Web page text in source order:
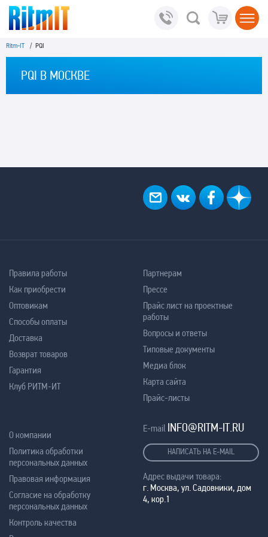
Ritm-IT / PQI
PQI В МОСКВЕ
Правила работы
Как приобрести
Оптовикам
Способы оплаты
Доставка
Возврат товаров
Гарантия
Клуб РИТМ-ИТ
Партнерам
Прессе
Прайс лист на проектные
работы
Вопросы и ответы
Типовые документы
Медиа блок
Карта сайта
Прайс-листы
О компании
Политика обработки
персональных данных
Правовая информация
Согласие на обработку
персональных данных
Контроль качества
E-mail INFO@RITM-IT.RU
НАПИСАТЬ НА E-MAIL
Адрес выдачи товара:
г. Москва, ул. Садовники, дом
4, кор.1